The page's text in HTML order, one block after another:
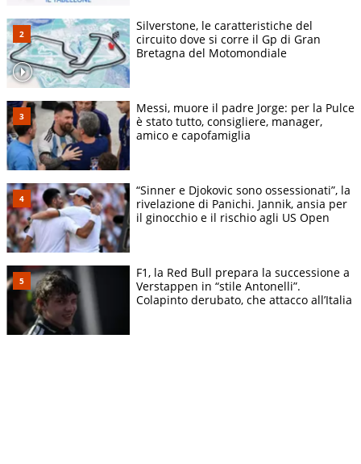
Silverstone, le caratteristiche del
circuito dove si corre il Gp di Gran
Bretagna del Motomondiale
Messi, muore il padre Jorge: per la Pulce
è stato tutto, consigliere, manager,
amico e capofamiglia
“Sinner e Djokovic sono ossessionati”, la
rivelazione di Panichi. Jannik, ansia per
il ginocchio e il rischio agli US Open
F1, la Red Bull prepara la successione a
Verstappen in “stile Antonelli”.
Colapinto derubato, che attacco all’Italia